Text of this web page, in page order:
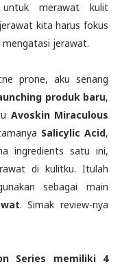
untuk merawat kulit
kita harus fokus
mengatasi jerawat.
prone, aku senang
produk baru,
Avoskin Miraculous
Salicylic Acid,
ingredients satu ini,
di kulitku. Itulah
sebagai main
. Simak review-nya
Series memiliki 4